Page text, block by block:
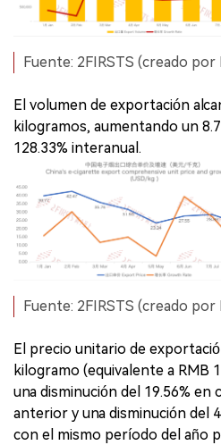
Fuente: 2FIRSTS (creado por
El volumen de exportación
kilogramos, aumentando un
128.33% interanual.
Fuente: 2FIRSTS (creado por
El precio unitario de
kilogramo (equivalente a RMB
una disminución del 19.56% en
anterior y una disminución del
con el mismo período del año